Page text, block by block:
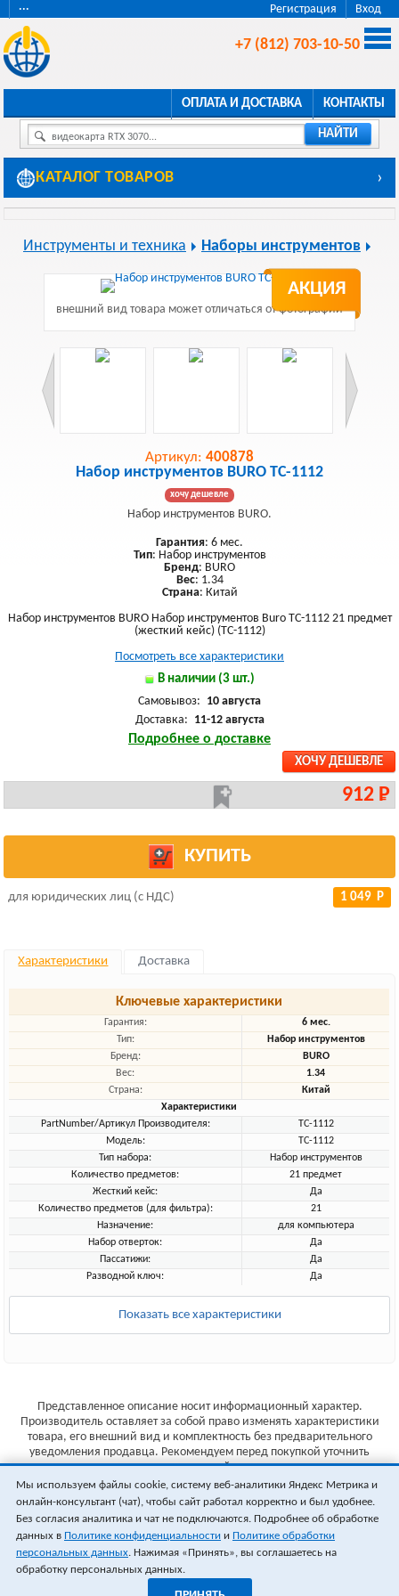
Регистрация Вход
···
+7 (812) 703-10-50
ОПЛАТА И ДОСТАВКА КОНТАКТЫ
видеокарта RTX 3070... НАЙТИ
КАТАЛОГ ТОВАРОВ ›
Инструменты и техника Наборы инструментов
АКЦИЯ
внешний вид товара может отличаться от фотографии
Артикул: 400878
Набор инструментов BURO TC-1112
хочу дешевле
Набор инструментов BURO.
Гарантия: 6 мес.
Тип: Набор инструментов
Бренд: BURO
Вес: 1.34
Страна: Китай
Набор инструментов BURO Набор инструментов Buro TC-1112 21 предмет
(жесткий кейс) (TC-1112)
Посмотреть все характеристики
В наличии (3 шт.)
Самовывоз: 10 августа
Доставка: 11-12 августа
Подробнее о доставке
ХОЧУ ДЕШЕВЛЕ
912 Р
КУПИТЬ
для юридических лиц (с НДС) 1 049 Р
Характеристики Доставка
Ключевые характеристики
Гарантия:
6 мес.
Тип:
Набор инструментов
Бренд:
BURO
Вес:
1.34
Страна:
Китай
Характеристики
PartNumber/Артикул Производителя:
TC-1112
Модель:
TC-1112
Тип набора:
Набор инструментов
Количество предметов:
21 предмет
Жесткий кейс:
Да
Количество предметов (для фильтра):
21
Назначение:
для компьютера
Набор отверток:
Да
Пассатижи:
Да
Разводной ключ:
Да
Показать все характеристики
Представленное описание носит информационный характер.
Производитель оставляет за собой право изменять характеристики
товара, его внешний вид и комплектность без предварительного
уведомления продавца. Рекомендуем перед покупкой уточнить
характеристики товара на сайте производителя.
Указанные цены не являются публичной офертой (ст.435 ГК РФ).
Стоимость и наличие товара уточняйте у менеджера.
Мы используем файлы cookie, систему веб-аналитики Яндекс Метрика и
онлайн-консультант (чат), чтобы сайт работал корректно и был удобнее.
Без согласия аналитика и чат не подключаются. Подробнее об обработке
данных в Политике конфиденциальности и Политике обработки
персональных данных. Нажимая «Принять», вы соглашаетесь на
обработку персональных данных.